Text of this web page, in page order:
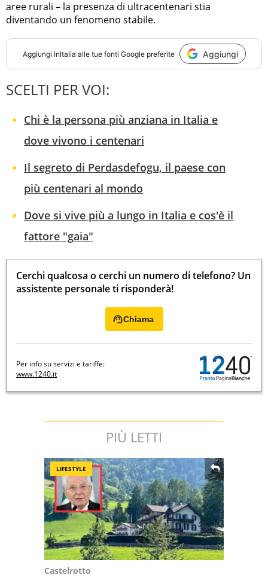
aree rurali – la presenza di ultracentenari stia
diventando un fenomeno stabile.
Aggiungi InItalia alle tue fonti Google preferite Aggiungi
SCELTI PER VOI:
Chi è la persona più anziana in Italia e
dove vivono i centenari
Il segreto di Perdasdefogu, il paese con
più centenari al mondo
Dove si vive più a lungo in Italia e cos'è il
fattore "gaia"
Cerchi qualcosa o cerchi un numero di telefono? Un
assistente personale ti risponderà!
Chiama
Per info su servizi e tariffe:
www.1240.it
PIÙ LETTI
LIFESTYLE
Castelrotto